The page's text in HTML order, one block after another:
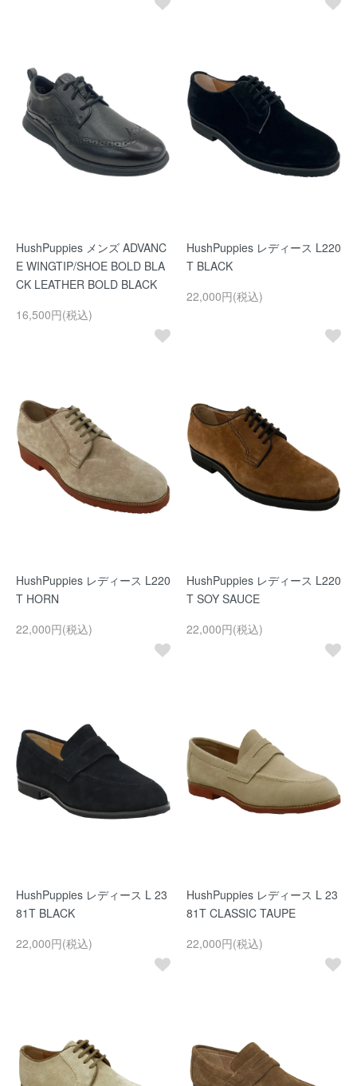
HushPuppies メンズ ADVANC
E WINGTIP/SHOE BOLD BLA
CK LEATHER BOLD BLACK
16,500円(税込)
HushPuppies レディース L220
T BLACK
22,000円(税込)
HushPuppies レディース L220
T HORN
22,000円(税込)
HushPuppies レディース L220
T SOY SAUCE
22,000円(税込)
HushPuppies レディース L 23
81T BLACK
22,000円(税込)
HushPuppies レディース L 23
81T CLASSIC TAUPE
22,000円(税込)